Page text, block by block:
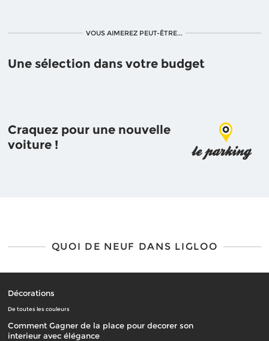
VOUS AIMEREZ PEUT-ÊTRE...
Une sélection dans votre budget
Craquez pour une nouvelle
voiture !
QUOI DE NEUF DANS LIGLOO
Décorations
De toutes les couleurs
Comment Gagner de la place pour decorer son
interieur avec élégance